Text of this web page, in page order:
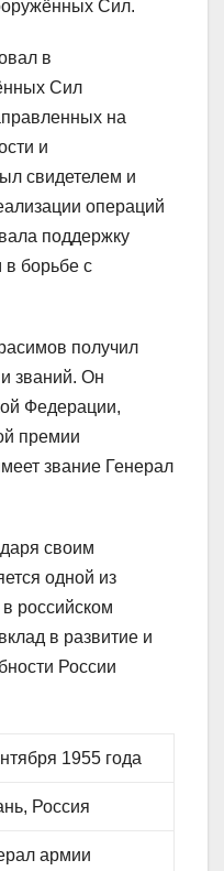
Сил.
в
Сил
на
и
свидетелем и
операций
поддержку
в борьбе с
получил
званий. Он
Федерации,
премии
звание Генерал
своим
одной из
российском
в развитие и
России
1955 года
Россия
армии